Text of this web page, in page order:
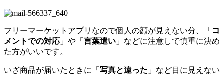
フリーマーケットアプリなので個人の顔が見えない分、「 コ
メントでの対応 」や「 言葉遣い 」などに注意して慎重に決め
た方がいいです。
いざ商品が届いたときに「 写真と違った 」など目に見えない